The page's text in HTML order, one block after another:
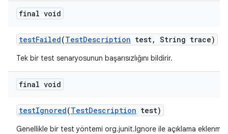
final void
testFailed(TestDescription test, String trace)
Tek bir test senaryosunun başarısızlığını bildirir.
final void
testIgnored(TestDescription test)
Genellikle bir test yöntemi org.junit.Ignore ile açıklama